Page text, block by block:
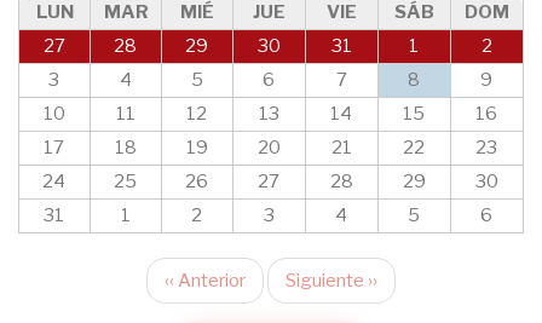
LUN MAR MIÉ JUE VIE SÁB
DOM
27
28 29 30 31 1
2
3
4 5 6 7 8
9
10
11 12 13 14 15
16
17
18 19 20 21 22
23
24
25 26 27 28 29
30
31
1 2 3 4 5 6
Paginación
‹‹ Anterior Siguiente ››